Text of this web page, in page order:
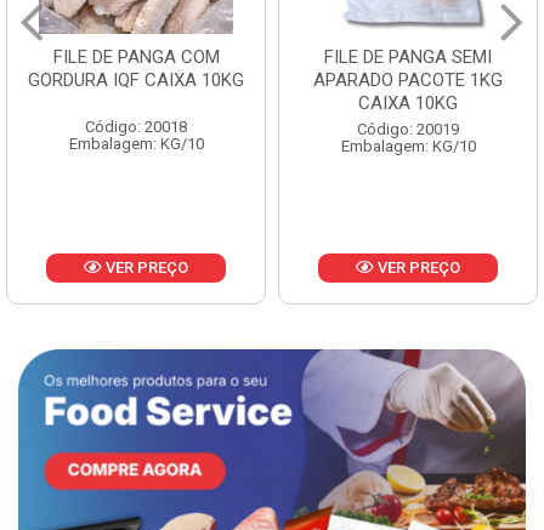
FILE DE PANGA SEMI
APARADO PACOTE 1KG
Código: 20019
Embalagem: KG/10
VER PREÇO
POLACA DESFIADA
PESCAMARES PCT5KG
CX10KG
Código: 20161
Embalagem: KG/10
VER PREÇO